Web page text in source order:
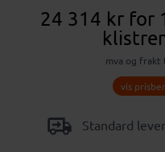
24 314 kr for
mva og frakt
vis
Standard